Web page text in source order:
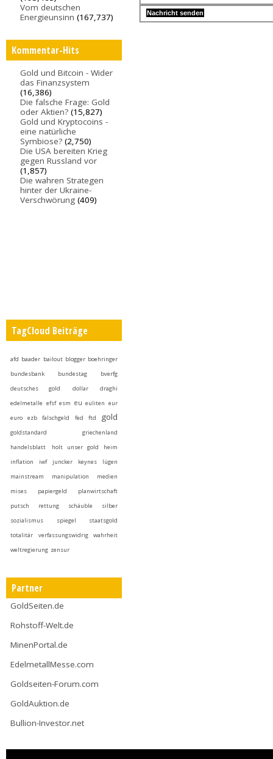
Vom deutschen
Energieunsinn (167,737)
Kommentar-Hits
Gold und Bitcoin - Wider
das Finanzsystem
(16,386)
Die falsche Frage: Gold
oder Aktien? (15,827)
Gold und Kryptocoins -
eine natürliche
Symbiose? (2,750)
Die USA bereiten Krieg
gegen Russland vor
(1,857)
Die wahren Strategen
hinter der Ukraine-
Verschwörung (409)
TagCloud Beiträge
afd baader bailout blogger boehringer
bundesbank
bundestag
bverfg
deutsches gold
dollar
draghi
edelmetalle efsf esm eu euliten eur
euro
ezb falschgeld fed ftd gold
goldstandard
griechenland
handelsblatt
holt unser gold heim
inflation
iwf juncker keynes
lügen
mainstream
manipulation
medien
mises
papiergeld
planwirtschaft
putsch
rettung schäuble
silber
sozialismus
spiegel
staatsgold
totalitär
verfassungswidrig
wahrheit
weltregierung zensur
Partner
GoldSeiten.de
Rohstoff-Welt.de
MinenPortal.de
EdelmetallMesse.com
Goldseiten-Forum.com
GoldAuktion.de
Bullion-Investor.net